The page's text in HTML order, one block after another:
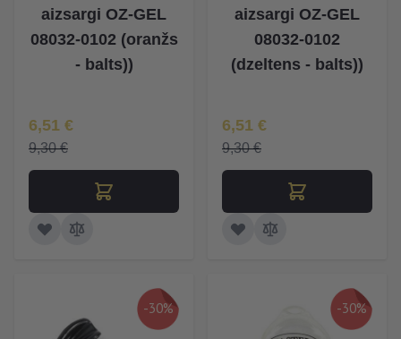
aizsargi OZ-GEL
08032-0102 (oranžs
- balts))
Īpaša Cena
6,51 €
9,30 €
aizsargi OZ-GEL
08032-0102
(dzeltens - balts))
Īpaša Cena
6,51 €
9,30 €
-30% -30%